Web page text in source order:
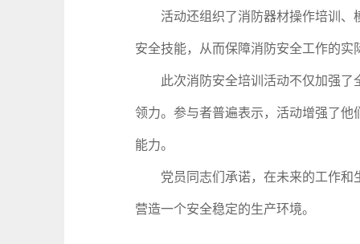
活动还组织了消防器材操作培训、
安全技能，从而保障消防安全工作的实
此次消防安全培训活动不仅加强了
领力。参与者普遍表示，活动增强了
能力。
党员同志们承诺，在未来的工作和
营造一个安全稳定的生产环境。